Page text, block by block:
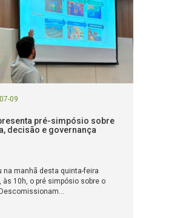
09
pré-simpósio sobre
decisão e governança
na manhã desta quinta-feira
às 10h, o pré simpósio sobre o